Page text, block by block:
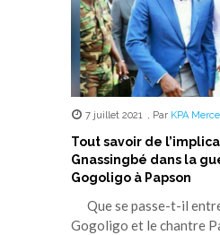
7 juillet 2021 , Par KPA
Tout savoir de
Gnassingbé dans la
Gogoligo à Papson
Que se passe-t-il
Gogoligo et le chantre